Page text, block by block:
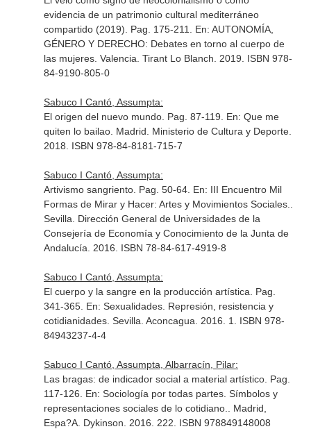
evidencia de un patrimonio cultural mediterráneo
compartido (2019). Pag. 175-211. En: AUTONOMÍA,
GÉNERO Y DERECHO: Debates en torno al cuerpo de
las mujeres. Valencia. Tirant Lo Blanch. 2019. ISBN 978-
84-9190-805-0
Sabuco I Cantó, Assumpta:
El origen del nuevo mundo. Pag. 87-119. En: Que me
quiten lo bailao. Madrid. Ministerio de Cultura y Deporte.
2018. ISBN 978-84-8181-715-7
Sabuco I Cantó, Assumpta:
Artivismo sangriento. Pag. 50-64. En: III Encuentro Mil
Formas de Mirar y Hacer: Artes y Movimientos Sociales.
Sevilla. Dirección General de Universidades de la
Consejería de Economía y Conocimiento de la Junta de
Andalucía. 2016. ISBN 78-84-617-4919-8
Sabuco I Cantó, Assumpta:
El cuerpo y la sangre en la producción artística. Pag.
341-365. En: Sexualidades. Represión, resistencia y
cotidianidades. Sevilla. Aconcagua. 2016. 1. ISBN 978-
84943237-4-4
Sabuco I Cantó, Assumpta, Albarracín, Pilar:
Las bragas: de indicador social a material artístico. Pag.
117-126. En: Sociología por todas partes. Símbolos y
representaciones sociales de lo cotidiano.
. Madrid,
Espa?A. Dykinson. 2016. 222. ISBN 978849148008